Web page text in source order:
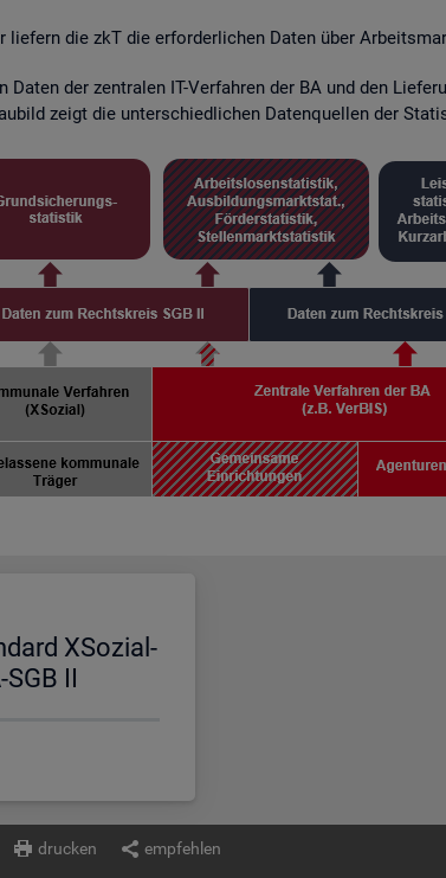
lie­fern die zkT die er­for­der­li­chen Daten über
Daten der zen­tra­len IT-Ver­fah­ren der BA und den
zeigt die un­ter­schied­li­chen Da­ten­quel­len der
XSo­zi­al-
SGB II
drucken empfehlen